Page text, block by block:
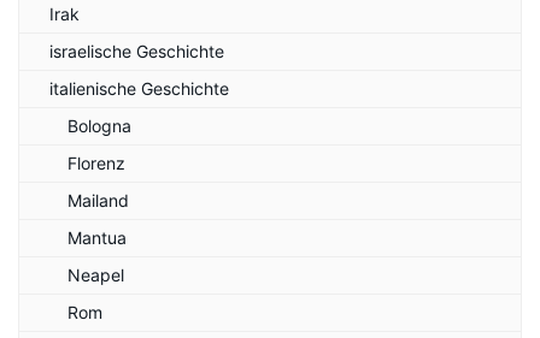
Irak
israelische Geschichte
italienische Geschichte
Bologna
Florenz
Mailand
Mantua
Neapel
Rom